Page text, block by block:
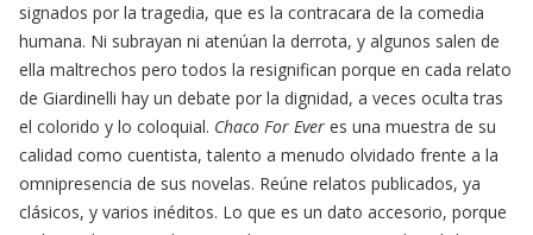
signados por la tragedia, que es la contracara de la comedia
humana. Ni subrayan ni atenúan la derrota, y algunos salen de
ella maltrechos pero todos la resignifican porque en cada relato
de Giardinelli hay un debate por la dignidad, a veces oculta tras
el colorido y lo coloquial. Chaco For Ever es una muestra de su
calidad como cuentista, talento a menudo olvidado frente a la
omnipresencia de sus novelas. Reúne relatos publicados, ya
clásicos, y varios inéditos. Lo que es un dato accesorio, porque